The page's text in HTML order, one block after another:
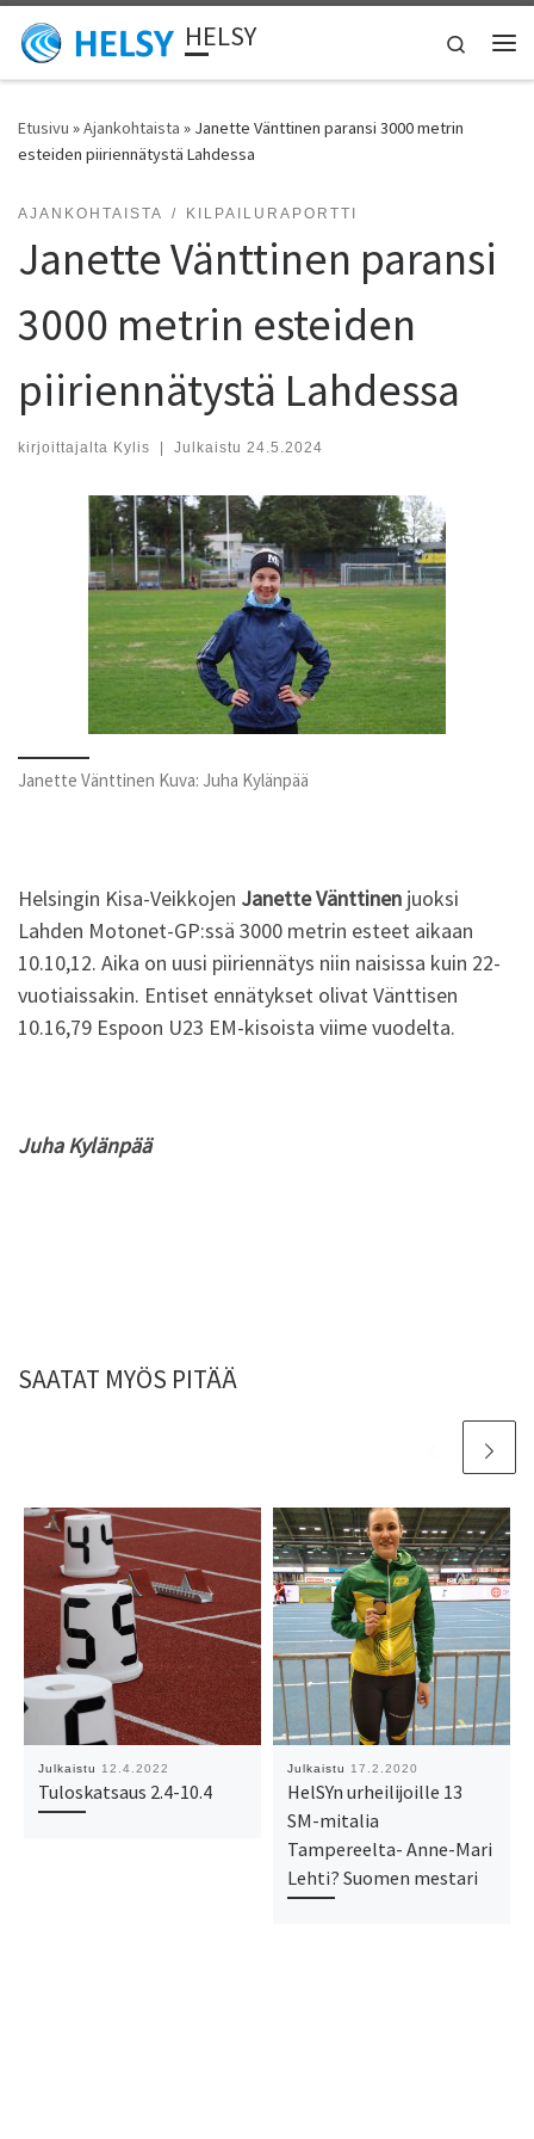
Skip to content HELSY
Search
Etusivu »Ajankohtaista » Janette Vänttinen paransi 3000 metrin
esteiden piiriennätystä Lahdessa
AJANKOHTAISTA KILPAILURAPORTTI
Janette Vänttinen paransi
3000 metrin esteiden
piiriennätystä Lahdessa
kirjoittajalta Kylis | Julkaistu 24.5.2024
Janette Vänttinen Kuva: Juha Kylänpää
Helsingin Kisa-Veikkojen Janette Vänttinen juoksi
Lahden Motonet-GP:ssä 3000 metrin esteet aikaan
10.10,12. Aika on uusi piiriennätys niin naisissa kuin 22-
vuotiaissakin. Entiset ennätykset olivat Vänttisen
10.16,79 Espoon U23 EM-kisoista viime vuodelta.
Juha Kylänpää
SAATAT MYÖS PITÄÄ
Julkaistu 12.4.2022
Tuloskatsaus 2.4-10.4
Julkaistu 17.2.2020
HelSYn urheilijoille 13
SM-mitalia
Tampereelta- Anne-Mari
Lehti? Suomen mestari